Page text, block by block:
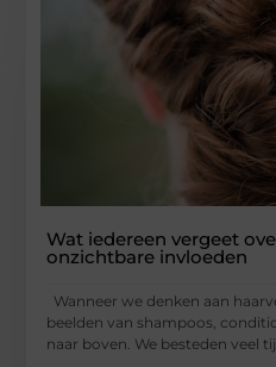
Wat iedereen vergeet
onzichtbare invloeden
Wanneer we denken aan
beelden van shampoos,
naar boven. We besteden veel